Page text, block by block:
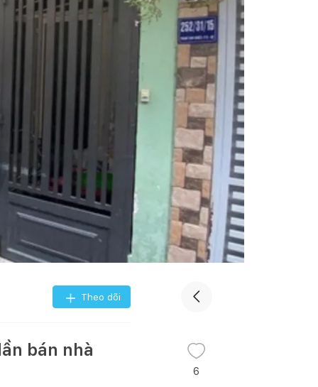
Theo dõi
bán nhà
6